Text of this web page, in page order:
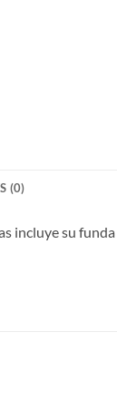
(0)
incluye su